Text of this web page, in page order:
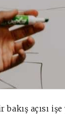
bakış açısı